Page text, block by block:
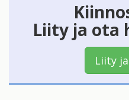
Liity ja ota
Liity